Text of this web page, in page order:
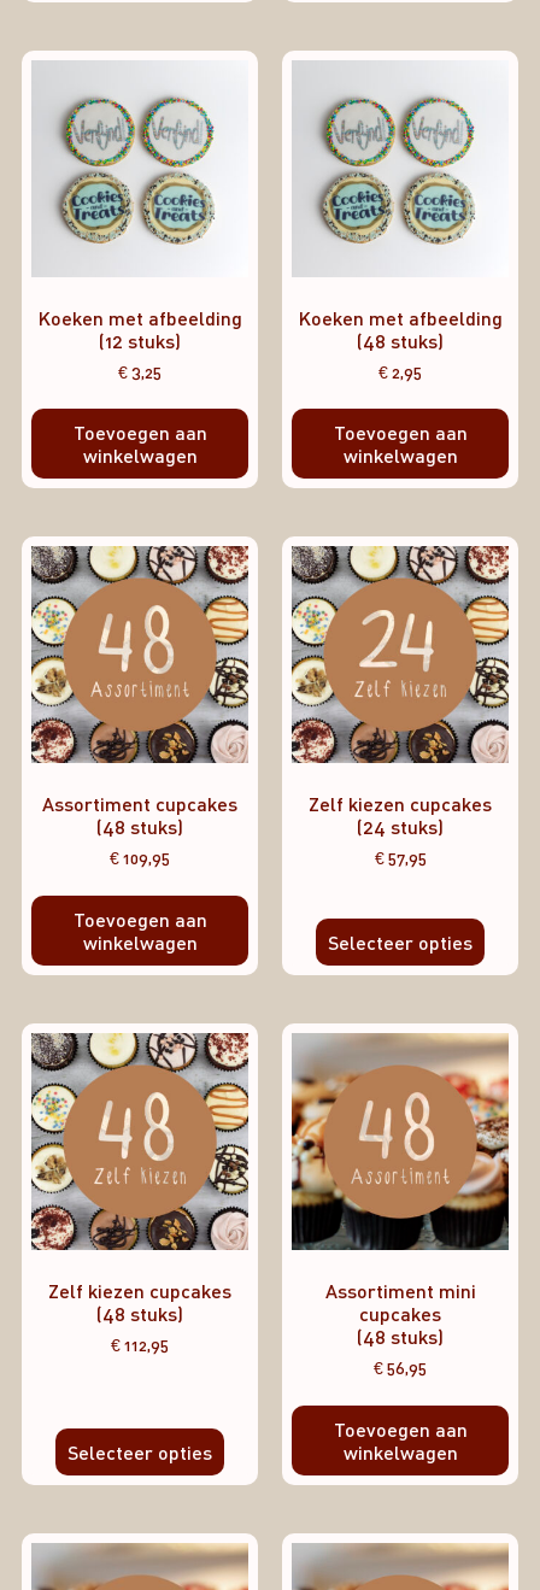
Koeken met afbeelding
(12 stuks)
€3,25
Toevoegen aan
winkelwagen
Koeken met afbeelding
(48 stuks)
€2,95
Toevoegen aan
winkelwagen
Assortiment cupcakes
(48 stuks)
€109,95
Toevoegen aan
winkelwagen
Zelf kiezen cupcakes
(24 stuks)
€57,95
Selecteer opties
Zelf kiezen cupcakes
(48 stuks)
€112,95
Selecteer opties
Assortiment mini
cupcakes
(48 stuks)
€56,95
Toevoegen aan
winkelwagen